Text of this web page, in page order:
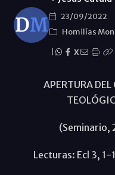
23/09/2022
Homilías
X
APERTURA DEL
(Seminario,
Lecturas: Ecl 3, 1-